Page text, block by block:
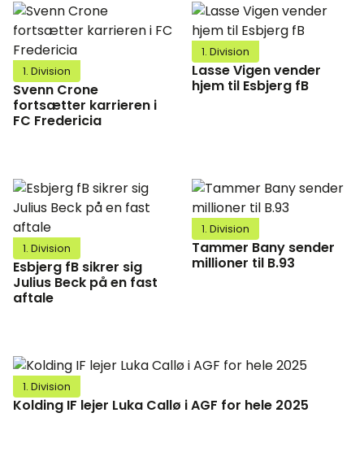
1. Division
Svenn Crone
fortsætter karrieren i
FC Fredericia
1. Division
Lasse Vigen vender
hjem til Esbjerg fB
1. Division
Esbjerg fB sikrer sig
Julius Beck på en fast
aftale
1. Division
Tammer Bany sender
millioner til B.93
1. Division
Kolding IF lejer Luka Callø i AGF for hele 2025